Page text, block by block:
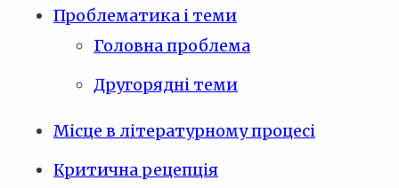
Проблематика і теми
Головна проблема
Другорядні теми
Місце в літературному процесі
Критична рецепція